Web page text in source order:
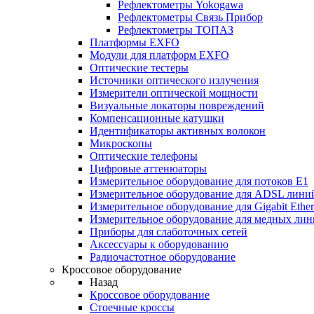
Рефлектометры Yokogawa
Рефлектометры Связь Прибор
Рефлектометры ТОПАЗ
Платформы EXFO
Модули для платформ EXFO
Оптические тестеры
Источники оптического излучения
Измерители оптической мощности
Визуальные локаторы повреждений
Компенсационные катушки
Идентификаторы активных волокон
Микроскопы
Оптические телефоны
Цифровые аттенюаторы
Измерительное оборудование для потоков Е1
Измерительное оборудование для ADSL
Измерительное оборудование для Gigabit
Измерительное оборудование для медных
Приборы для слаботочных сетей
Аксессуары к оборудованию
Радиочастотное оборудование
Кроссовое оборудование
Назад
Кроссовое оборудование
Стоечные кроссы